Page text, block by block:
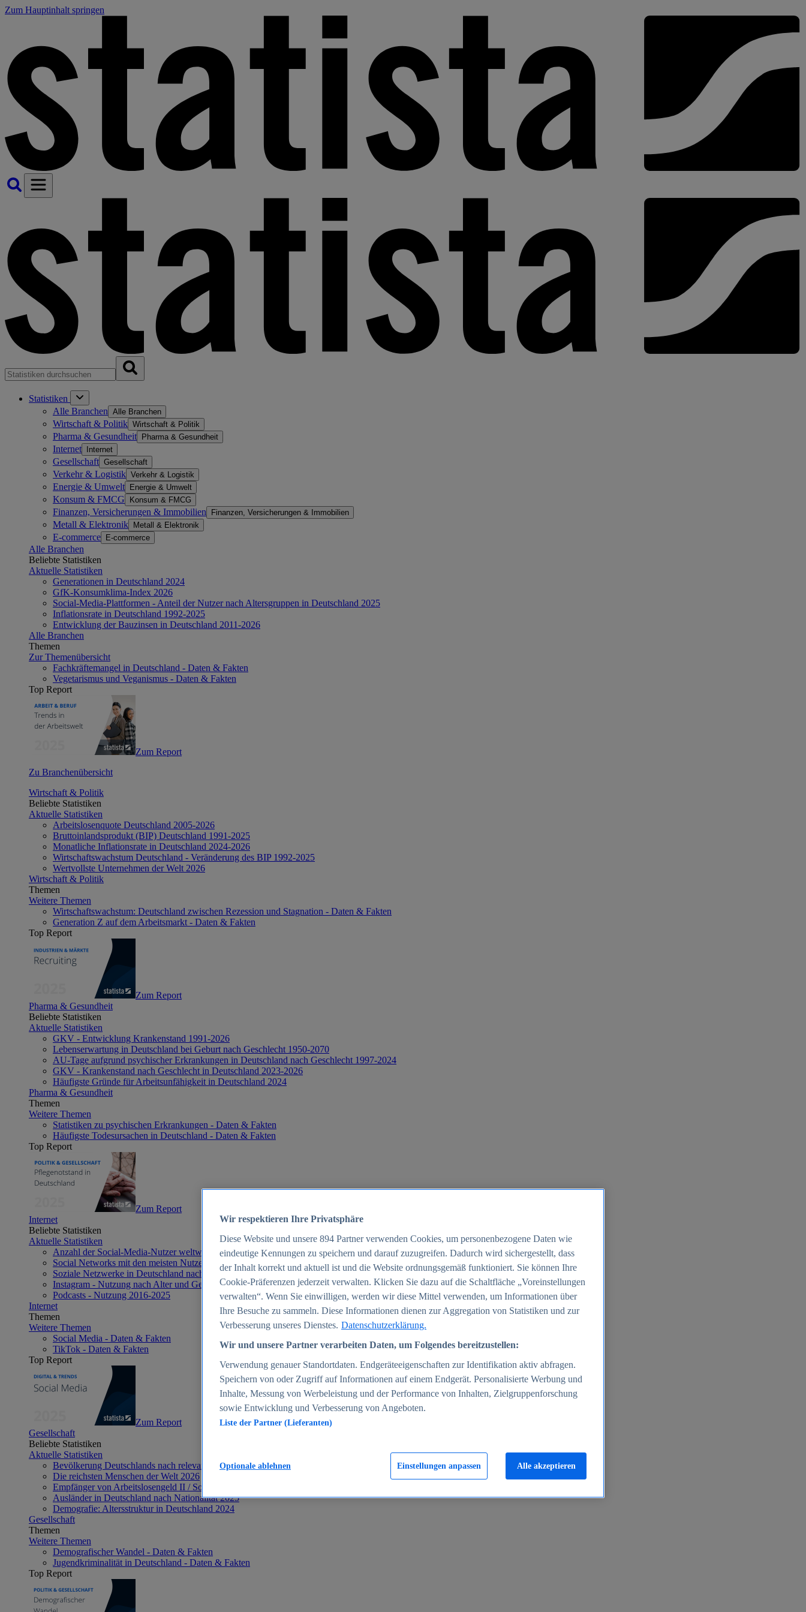
Zum Hauptinhalt springen
Statistiken
Alle Branchen Alle Branchen
Wirtschaft & Politik Wirtschaft & Politik
Pharma & Gesundheit Pharma & Gesundheit
Internet Internet
Gesellschaft Gesellschaft
Verkehr & Logistik Verkehr & Logistik
Energie & Umwelt Energie & Umwelt
Konsum & FMCG Konsum & FMCG
Finanzen, Versicherungen & Immobilien Finanzen, Versicherungen & Immobilien
Metall & Elektronik Metall & Elektronik
E-commerce E-commerce
Alle Branchen
Beliebte Statistiken
Aktuelle Statistiken
Generationen in Deutschland 2024
GfK-Konsumklima-Index 2026
Social-Media-Plattformen - Anteil der Nutzer nach Altersgruppen in Deutschland 2025
Inflationsrate in Deutschland 1992-2025
Entwicklung der Bauzinsen in Deutschland 2011-2026
Alle Branchen
Themen
Zur Themenübersicht
Fachkräftemangel in Deutschland - Daten & Fakten
Vegetarismus und Veganismus - Daten & Fakten
Top Report
Zum Report
Zu Branchenübersicht
Wirtschaft & Politik
Beliebte Statistiken
Aktuelle Statistiken
Arbeitslosenquote Deutschland 2005-2026
Bruttoinlandsprodukt (BIP) Deutschland 1991-2025
Monatliche Inflationsrate in Deutschland 2024-2026
Wirtschaftswachstum Deutschland - Veränderung des BIP 1992-2025
Wertvollste Unternehmen der Welt 2026
Wirtschaft & Politik
Themen
Weitere Themen
Wirtschaftswachstum: Deutschland zwischen Rezession und Stagnation - Daten & Fakten
Generation Z auf dem Arbeitsmarkt - Daten & Fakten
Top Report
Zum Report
Pharma & Gesundheit
Beliebte Statistiken
Aktuelle Statistiken
GKV - Entwicklung Krankenstand 1991-2026
Lebenserwartung in Deutschland bei Geburt nach Geschlecht 1950-2070
AU-Tage aufgrund psychischer Erkrankungen in Deutschland nach Geschlecht 1997-2024
GKV - Krankenstand nach Geschlecht in Deutschland 2023-2026
Häufigste Gründe für Arbeitsunfähigkeit in Deutschland 2024
Pharma & Gesundheit
Themen
Weitere Themen
Statistiken zu psychischen Erkrankungen - Daten & Fakten
Häufigste Todesursachen in Deutschland - Daten & Fakten
Top Report
Zum Report
Internet
Beliebte Statistiken
Aktuelle Statistiken
Anzahl der Social-Media-Nutzer weltweit 2012-2025
Social Networks mit den meisten Nutzern weltweit 2025
Soziale Netzwerke in Deutschland nach Generationen 2025
Instagram - Nutzung nach Alter und Geschlecht in Deutschland 2025
Podcasts - Nutzung 2016-2025
Internet
Themen
Weitere Themen
Social Media - Daten & Fakten
TikTok - Daten & Fakten
Top Report
Zum Report
Gesellschaft
Beliebte Statistiken
Aktuelle Statistiken
Bevölkerung Deutschlands nach relevanten Altersgruppen 2024
Die reichsten Menschen der Welt 2026
Empfänger von Arbeitslosengeld II / Sozialgeld / Bürgergeld in Deutschland 2005-2025
Ausländer in Deutschland nach Nationalität 2025
Demografie: Altersstruktur in Deutschland 2024
Gesellschaft
Themen
Weitere Themen
Demografischer Wandel - Daten & Fakten
Jugendkriminalität in Deutschland - Daten & Fakten
Top Report
Wir respektieren Ihre Privatsphäre
Diese Website und unsere 894 Partner verwenden Cookies, um personenbezogene Daten wie
eindeutige Kennungen zu speichern und darauf zuzugreifen. Dadurch wird sichergestellt, dass
der Inhalt korrekt und aktuell ist und die Website ordnungsgemäß funktioniert. Sie können Ihre
Cookie-Präferenzen jederzeit verwalten. Klicken Sie dazu auf die Schaltfläche „Voreinstellungen
verwalten“. Wenn Sie einwilligen, werden wir diese Mittel verwenden, um Informationen über
Ihre Besuche zu sammeln. Diese Informationen dienen zur Aggregation von Statistiken und zur
Verbesserung unseres Dienstes. Datenschutzerklärung.
Wir und unsere Partner verarbeiten Daten, um Folgendes bereitzustellen:
Verwendung genauer Standortdaten. Endgeräteeigenschaften zur Identifikation aktiv abfragen.
Speichern von oder Zugriff auf Informationen auf einem Endgerät. Personalisierte Werbung und
Inhalte, Messung von Werbeleistung und der Performance von Inhalten, Zielgruppenforschung
sowie Entwicklung und Verbesserung von Angeboten.
Liste der Partner (Lieferanten)
Einstellungen anpassen
Optionale ablehnen Alle akzeptieren